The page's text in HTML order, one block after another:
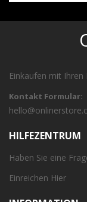
Einkaufen mit Ihren
Kontakt Formular:
HILFEZENTRUM
Haben Sie eine
Einreichen Hier